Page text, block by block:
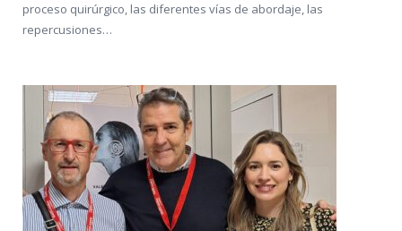
proceso quirúrgico, las diferentes vías de abordaje, las
repercusiones…